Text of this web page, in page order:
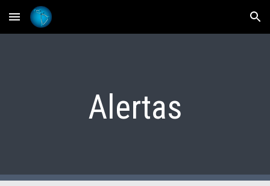
Skip to main content Skip to navigation
Alertas